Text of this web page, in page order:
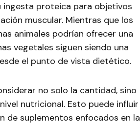
ingesta proteica para objetivos
muscular. Mientras que los
animales podrían ofrecer una
vegetales siguen siendo una
el punto de vista dietético.
no solo la cantidad, sino
nutricional. Esto puede influir
de suplementos enfocados en la